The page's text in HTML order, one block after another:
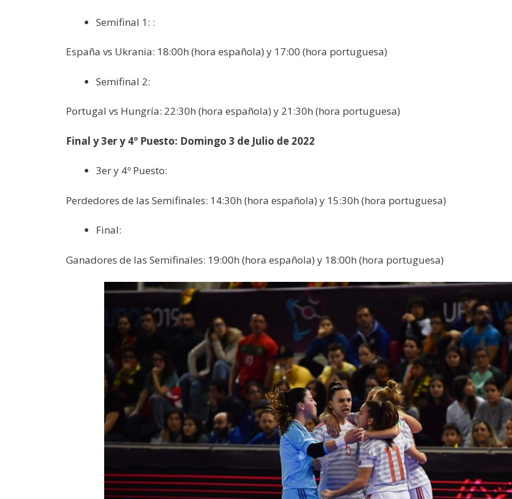
Semifinal 1: :
España vs Ukrania: 18:00h (hora española) y 17:00 (hora portuguesa)
Semifinal 2:
Portugal vs Hungría: 22:30h (hora española) y 21:30h (hora portuguesa)
Final y 3er y 4º Puesto: Domingo 3 de Julio de 2022
3er y 4º Puesto:
Perdedores de las Semifinales: 14:30h (hora española) y 15:30h (hora portuguesa)
Final:
Ganadores de las Semifinales: 19:00h (hora española) y 18:00h (hora portuguesa)